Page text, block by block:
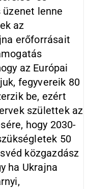
lenne
az
erőforrásait
az Európai
fegyvereik 80
be, ezért
születtek az
hogy 2030-
50
közgazdász
ha Ukrajna